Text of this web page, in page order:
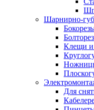
Шарнирно-
Клещи
Для